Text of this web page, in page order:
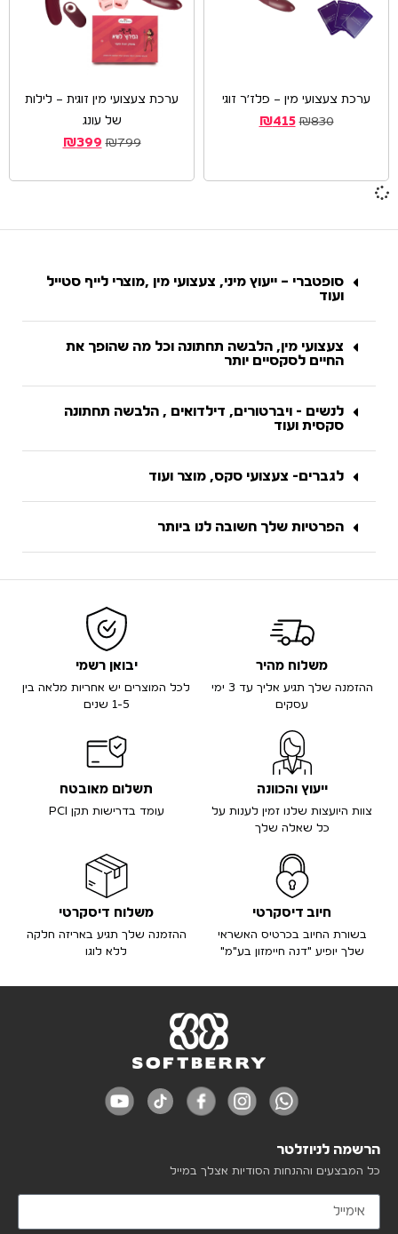
ערכת צעצועי מין – פלז׳ר זוגי
₪830
₪415
ערכת צעצועי מין זוגית – לילות
של עונג
₪799
₪399
סופטברי – ייעוץ מיני, צעצועי מין ,מוצרי לייף סטייל
ועוד
צעצועי מין, הלבשה תחתונה וכל מה שהופך את
החיים לסקסיים יותר
לנשים - ויברטורים, דילדואים , הלבשה תחתונה
סקסית ועוד
לגברים- צעצועי סקס, מוצר ועוד
הפרטיות שלך חשובה לנו ביותר
משלוח מהיר
ההזמנה שלך תגיע אליך עד 3 ימי
עסקים
יבואן רשמי
לכל המוצרים יש אחריות מלאה בין
1-5 שנים
ייעוץ והכוונה
צוות היועצות שלנו זמין לענות על
כל שאלה שלך
תשלום מאובטח
עומד בדרישות תקן PCI
חיוב דיסקרטי
בשורת החיוב בכרטיס האשראי
שלך יופיע "דנה חיימזון בע"מ"
משלוח דיסקרטי
ההזמנה שלך תגיע באריזה חלקה
ללא לוגו
הרשמה לניוזלטר
כל המבצעים וההנחות הסודיות אצלך במייל